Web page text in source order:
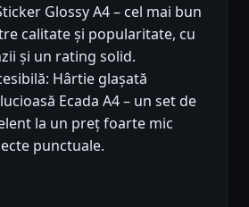
Glossy A4 – cel mai bun
calitate și popularitate, cu
și un rating solid.
Hârtie glașată
Ecada A4 – un set de
la un preț foarte mic
punctuale.